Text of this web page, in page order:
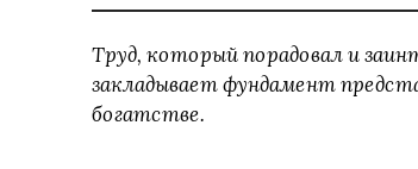
Труд, который порадовал и
закладывает фундамент
богатстве.